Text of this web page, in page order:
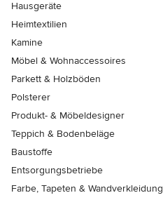
Hausgeräte
Heimtextilien
Kamine
Möbel & Wohnaccessoires
Parkett & Holzböden
Polsterer
Produkt- & Möbeldesigner
Teppich & Bodenbeläge
Baustoffe
Entsorgungsbetriebe
Farbe, Tapeten & Wandverkleidung